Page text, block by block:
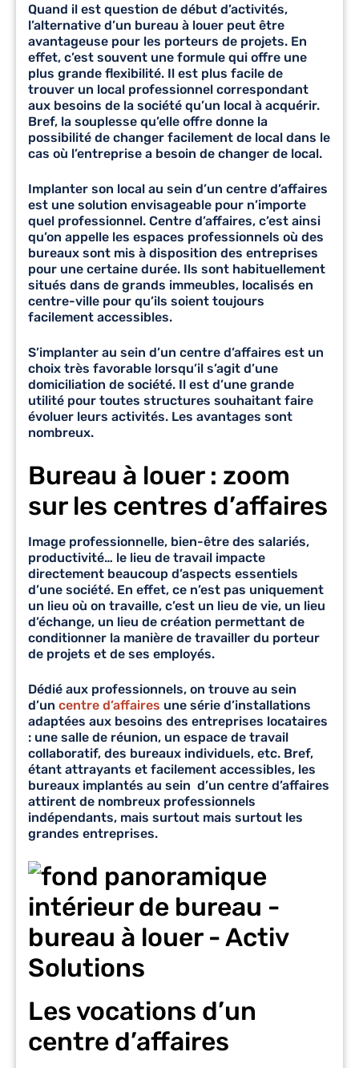
Quand il est question de début d’activités,
l’alternative d’un bureau à louer peut être
avantageuse pour les porteurs de projets. En
effet, c’est souvent une formule qui offre une
plus grande flexibilité. Il est plus facile de
trouver un local professionnel correspondant
aux besoins de la société qu’un local à acquérir.
Bref, la souplesse qu’elle offre donne la
possibilité de changer facilement de local dans le
cas où l’entreprise a besoin de changer de local.
Implanter son local au sein d’un centre d’affaires
est une solution envisageable pour n’importe
quel professionnel. Centre d’affaires, c’est ainsi
qu’on appelle les espaces professionnels où des
bureaux sont mis à disposition des entreprises
pour une certaine durée. Ils sont habituellement
situés dans de grands immeubles, localisés en
centre-ville pour qu’ils soient toujours
facilement accessibles.
S’implanter au sein d’un centre d’affaires est un
choix très favorable lorsqu’il s’agit d’une
domiciliation de société. Il est d’une grande
utilité pour toutes structures souhaitant faire
évoluer leurs activités. Les avantages sont
nombreux.
Bureau à louer : zoom
sur les centres d’affaires
Image professionnelle, bien-être des salariés,
productivité… le lieu de travail impacte
directement beaucoup d’aspects essentiels
d’une société. En effet, ce n’est pas uniquement
un lieu où on travaille, c’est un lieu de vie, un lieu
d’échange, un lieu de création permettant de
conditionner la manière de travailler du porteur
de projets et de ses employés.
Dédié aux professionnels, on trouve au sein
d’un centre d’affaires une série d’installations
adaptées aux besoins des entreprises locataires
: une salle de réunion, un espace de travail
collaboratif, des bureaux individuels, etc. Bref,
étant attrayants et facilement accessibles, les
bureaux implantés au sein d’un centre d’affaires
attirent de nombreux professionnels
indépendants, mais surtout mais surtout les
grandes entreprises.
Les vocations d’un
centre d’affaires